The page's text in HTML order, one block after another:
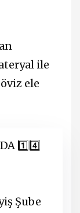
ile
ele
1️⃣4️⃣
Şube